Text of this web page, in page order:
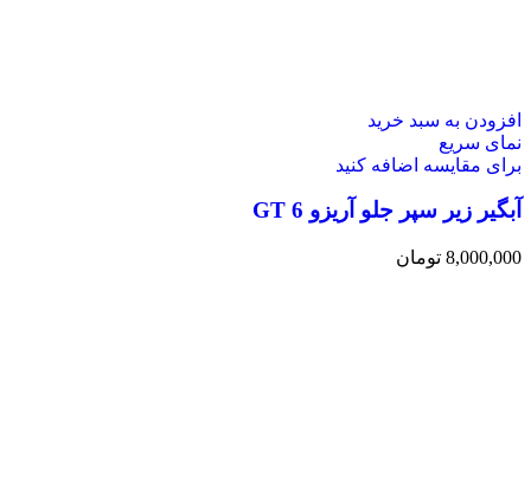
افزودن به سبد خرید
نمای سریع
برای مقایسه اضافه کنید
آبگیر زیر سپر جلو آریزو 6 GT
8,000,000 تومان